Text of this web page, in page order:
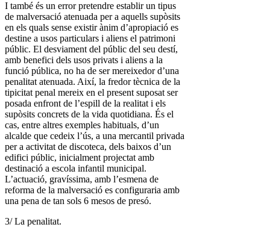
I també és un error pretendre establir un tipus
de malversació atenuada per a aquells supòsits
en els quals sense existir ànim d’apropiació es
destine a usos particulars i aliens el patrimoni
públic. El desviament del públic del seu destí,
amb benefici dels usos privats i aliens a la
funció pública, no ha de ser mereixedor d’una
penalitat atenuada. Així, la fredor tècnica de la
tipicitat penal mereix en el present suposat ser
posada enfront de l’espill de la realitat i els
supòsits concrets de la vida quotidiana. És el
cas, entre altres exemples habituals, d’un
alcalde que cedeix l’ús, a una mercantil privada
per a activitat de discoteca, dels baixos d’un
edifici públic, inicialment projectat amb
destinació a escola infantil municipal.
L’actuació, gravíssima, amb l’esmena de
reforma de la malversació es configuraria amb
una pena de tan sols 6 mesos de presó.
3/ La penalitat.